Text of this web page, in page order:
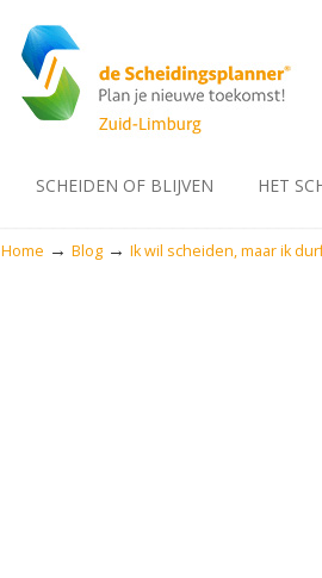
SCHEIDEN OF BLIJVEN HET
Home → Blog → Ik wil scheiden, maar ik